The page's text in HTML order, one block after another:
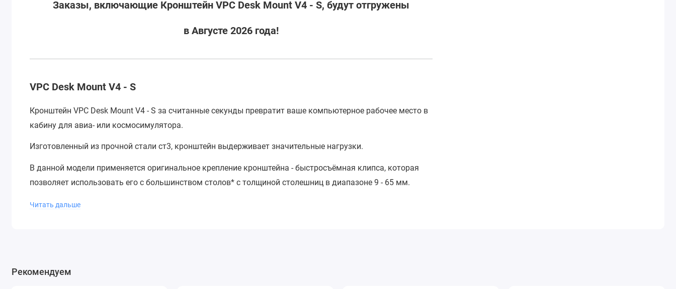
Заказы, включающие Кронштейн VPC Desk Mount V4 - S, будут отгружены
в Августе 2026 года!
VPC Desk Mount V4 - S
Кронштейн VPC Desk Mount V4 - S за считанные секунды превратит ваше компьютерное рабочее место в
кабину для авиа- или космосимулятора.
Изготовленный из прочной стали ст3, кронштейн выдерживает значительные нагрузки.
В данной модели применяется оригинальное крепление кронштейна - быстросъёмная клипса, которая
позволяет использовать его с большинством столов* с толщиной столешниц в диапазоне 9 - 65 мм.
Инструкция по установке кронштейна.
★VPC MongoosT-50 Base (Адаптер не требуется)
Читать дальше
Рекомендуем